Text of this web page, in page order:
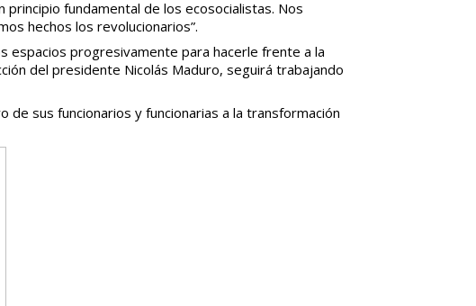
fundamental de los ecosocialistas. Nos
hechos los revolucionarios”.
espacios progresivamente para hacerle frente a la
del presidente Nicolás Maduro, seguirá trabajando
sus funcionarios y funcionarias a la transformación